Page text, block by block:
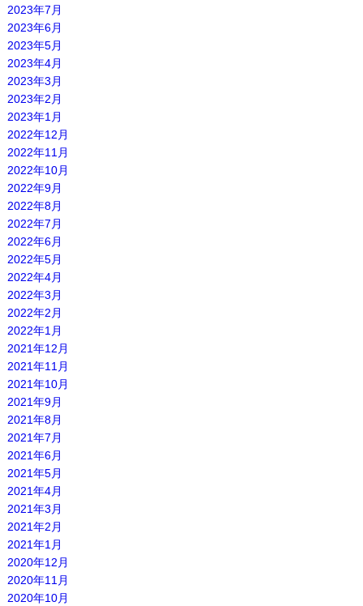
2023年7月
2023年6月
2023年5月
2023年4月
2023年3月
2023年2月
2023年1月
2022年12月
2022年11月
2022年10月
2022年9月
2022年8月
2022年7月
2022年6月
2022年5月
2022年4月
2022年3月
2022年2月
2022年1月
2021年12月
2021年11月
2021年10月
2021年9月
2021年8月
2021年7月
2021年6月
2021年5月
2021年4月
2021年3月
2021年2月
2021年1月
2020年12月
2020年11月
2020年10月